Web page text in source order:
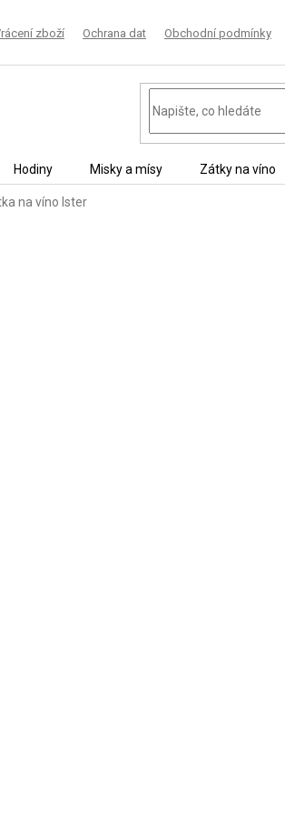
zboží Ochrana dat Obchodní podmínky
Hodiny Misky a mísy Zátky na víno
na víno Ister